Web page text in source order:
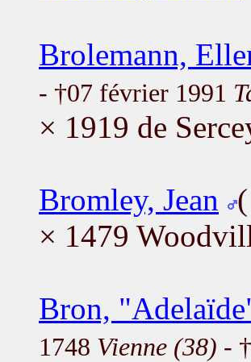
Brolemann,
- †07 février 1991
× 1919 de
Bromley, Jean (
× 1479
Bron,
1748 Vienne (38) -